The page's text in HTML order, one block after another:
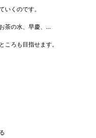
いくのです。
茶の水、早慶、…
ころも目指せます。